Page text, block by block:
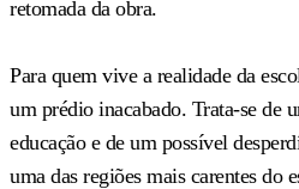
retomada da obra.
Para quem vive a realidade da
um prédio inacabado. Trata-se de
educação e de um possível
uma das regiões mais carentes do